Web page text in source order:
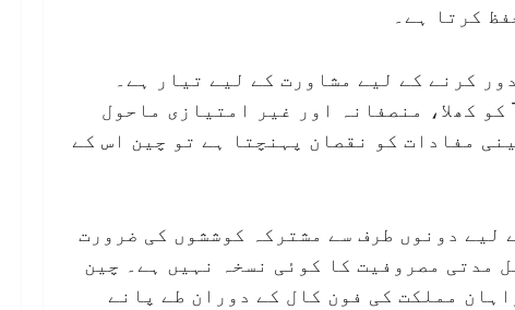
کرتا ہے۔
کرنے کے لیے مشاورت کے لیے تیار ہے۔
امریکہ کو چینی کاروباری اداروں جیسے TikTok کو کھلا، منصفانہ اور غیر امتیازی ماحول
مفادات کو نقصان پہنچتا ہے تو چین اس کے
لیے دونوں طرف سے مشترکہ کوششوں کی ضرورت
مدتی مصروفیت کا کوئی نسخہ نہیں ہے۔ چین
مملکت کی فون کال کے دوران طے پانے